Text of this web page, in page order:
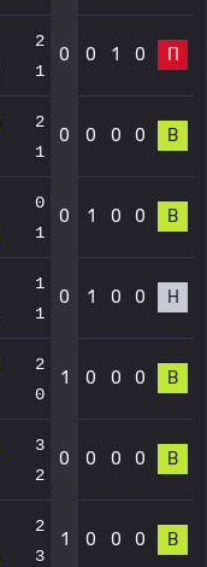
2
1
0 0 1 0 П
2
1
0 0 0 0 В
0
1
0 1 0 0 В
1
1
0 1 0 0 Н
2
0
1 0 0 0 В
3
2
0 0 0 0 В
2
3
1 0 0 0 В